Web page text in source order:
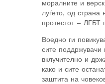
моралните и
луѓето, од страна
протестот – ЛГБТ
Воедно ги
сите поддржувачи
вклучително и
како и сите
заштита на